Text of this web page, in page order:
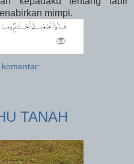
mimpi.
TANAH